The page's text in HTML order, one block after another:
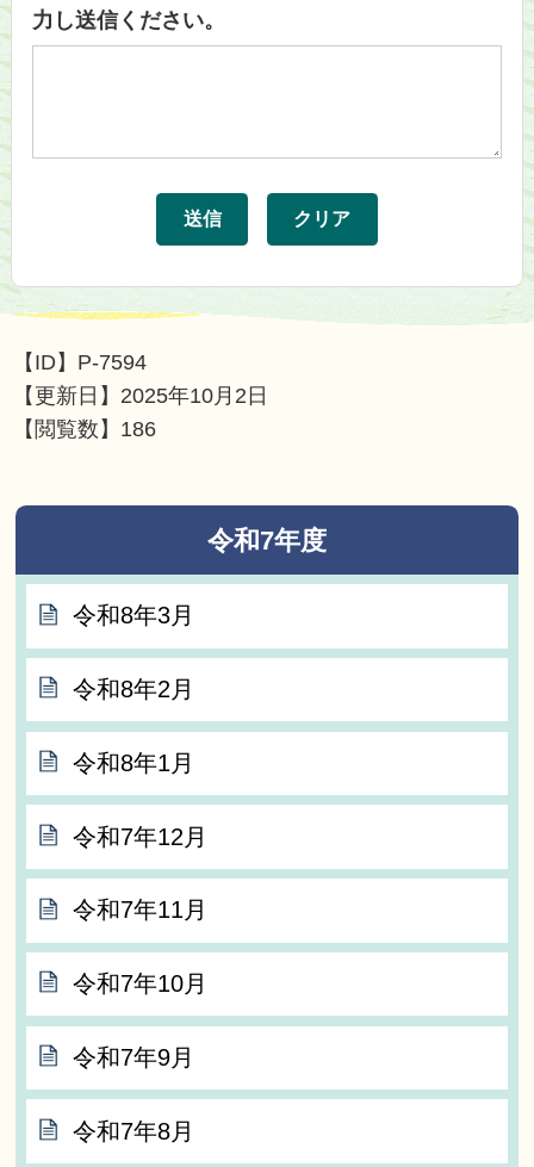
力し送信ください。
【ID】 P-7594
【更新日】 2025年10月2日
【閲覧数】 186
令和7年度
令和8年3月
令和8年2月
令和8年1月
令和7年12月
令和7年11月
令和7年10月
令和7年9月
令和7年8月